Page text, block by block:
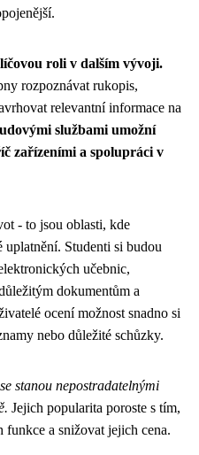
roli v dalším vývoji.
rozpoznávat rukopis,
relevantní informace na
službami umožní
zařízeními a spolupráci v
- to jsou oblasti, kde
Studenti si budou
učebnic,
dokumentům a
ocení možnost snadno si
nebo důležité schůzky.
stanou nepostradatelnými
Jejich popularita poroste s tím,
a snižovat jejich cena.